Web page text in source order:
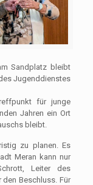
Sandplatz bleibt
Jugenddienstes
für junge
Jahren ein Ort
bleibt.
zu planen. Es
Meran kann nur
Leiter des
Beschluss. Für